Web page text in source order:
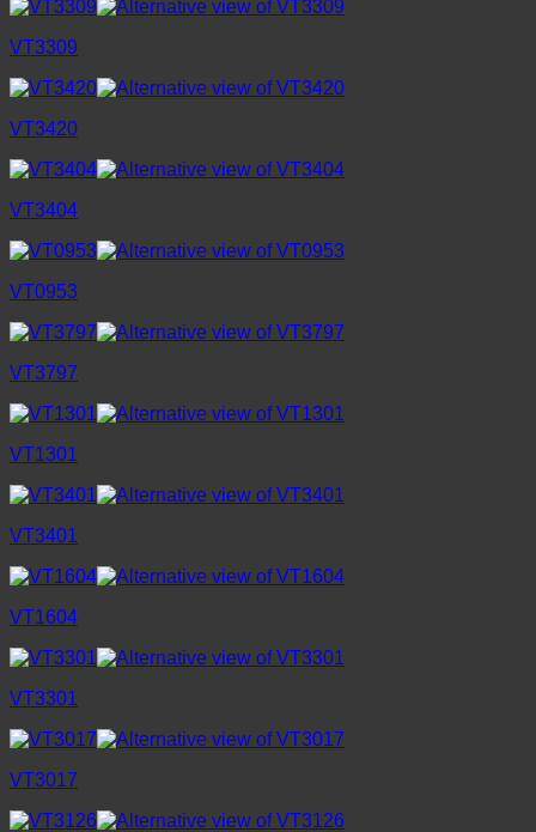
VT3309
VT3420
VT3404
VT0953
VT3797
VT1301
VT3401
VT1604
VT3301
VT3017